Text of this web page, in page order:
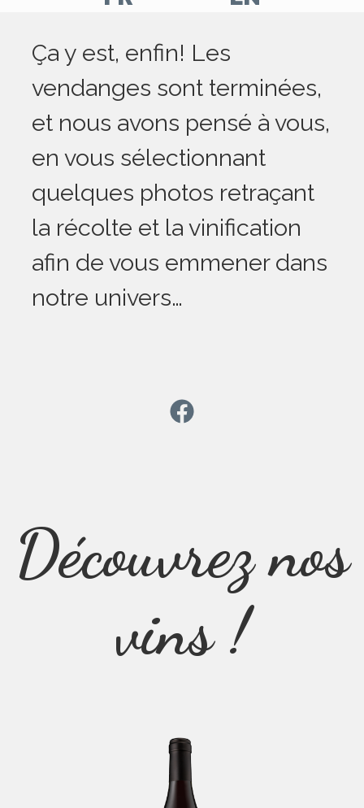
sur
notre
facebook
sur
notre
Instagram
Ça y est, enfin! Les
vendanges sont terminées,
et nous avons pensé à vous,
en vous sélectionnant
quelques photos retraçant
la récolte et la vinification
afin de vous emmener dans
notre univers…
Découvrez nos
vins !